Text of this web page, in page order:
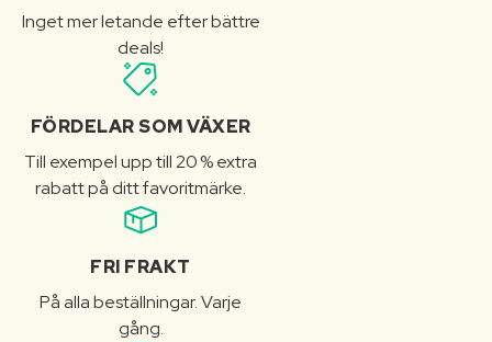
Inget mer letande efter bättre
deals!
FÖRDELAR SOM VÄXER
Till exempel upp till 20 % extra
rabatt på ditt favoritmärke.
FRI FRAKT
På alla beställningar. Varje
gång.